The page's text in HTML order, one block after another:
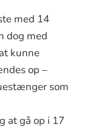
med 14
dog med
kunne
op –
som
at gå op i 17